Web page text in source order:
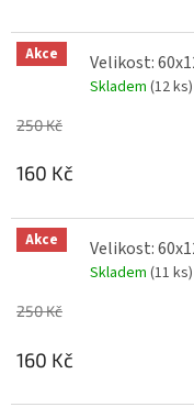
Akce Velikost:
Skladem (12 ks)
250 Kč
160 Kč
Akce Velikost:
Skladem (11 ks)
250 Kč
160 Kč